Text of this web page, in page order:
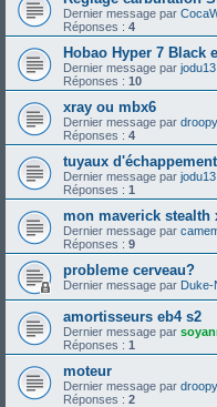
Dernier message par
Réponses : 4
Hobao Hyper 7 Black
Dernier message par jodu13
Réponses : 10
xray ou mbx6
Dernier message par
Réponses : 4
tuyaux
Dernier message par jodu13
Réponses : 1
mon maverick stealth
Dernier message par
Réponses : 9
probleme cerveau?
Dernier message par Duke-
amortisseurs eb4 s2
Dernier message par
Réponses : 1
moteur
Dernier message par
Réponses : 2